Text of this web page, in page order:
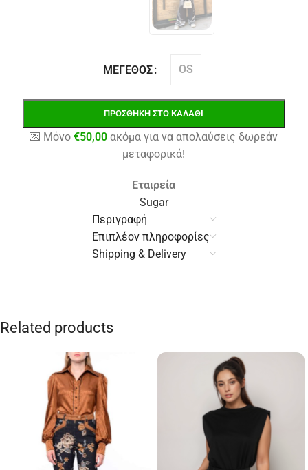
ΜΈΓΕΘΟΣ OS
ΠΡΟΣΘΉΚΗ ΣΤΟ ΚΑΛΆΘΙ
💌 Μόνο€50,00 ακόμα για να απολαύσεις δωρεάν
μεταφορικά!
Εταιρεία
Sugar
Περιγραφή
Επιπλέον πληροφορίες
Shipping & Delivery
Related products